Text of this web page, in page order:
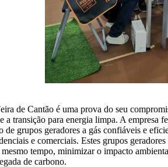
de Cantão é uma prova do seu
a transição para energia limpa. A empresa
grupos geradores a gás confiáveis ​​e
e comerciais. Estes grupos
tempo, minimizar o impacto
de carbono.